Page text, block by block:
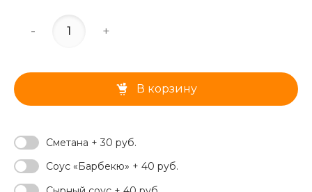
- +
В корзину
Сметана + 30 руб.
Соус «Барбекю» + 40 руб.